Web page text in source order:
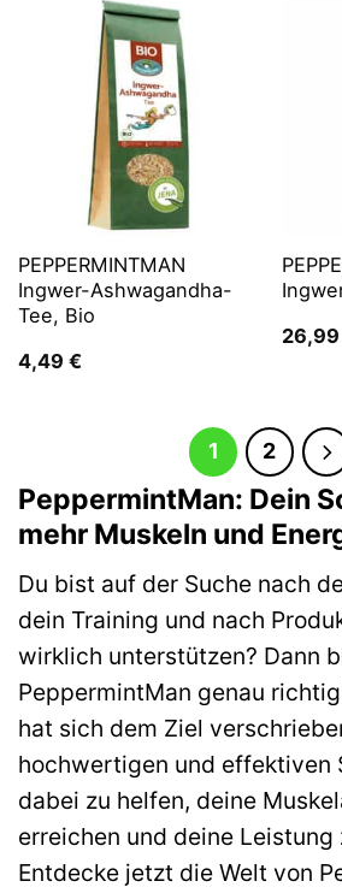
PEPPERMINTMAN
Ingwer-Ashwagandha-
Tee, Bio
4,49 €
26,99
1 2
PeppermintMan: Dein
mehr Muskeln und
Du bist auf der Suche nach
dein Training und nach
wirklich unterstützen? Dann
PeppermintMan genau
hat sich dem Ziel
hochwertigen und effektiven
dabei zu helfen, deine
erreichen und deine Leistung
Entdecke jetzt die Welt von